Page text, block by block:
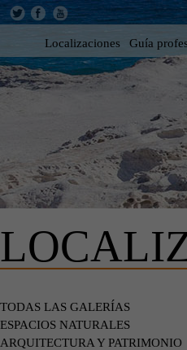
Localizaciones Guía
TODAS LAS GALERÍAS
ESPACIOS NATURALES
ARQUITECTURA Y PATRIMONIO